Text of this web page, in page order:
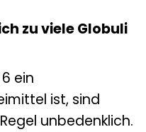
zu viele Globuli
6 ein
ist, sind
unbedenklich.